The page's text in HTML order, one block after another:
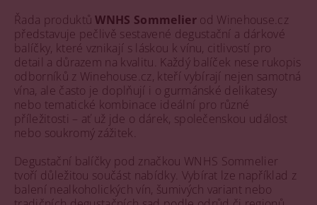
Řada produktůWNHS Sommelierod Winehouse.cz
představuje pečlivě sestavené degustační a dárkové
balíčky, které vznikají s láskou k vínu, citlivostí pro
detail a důrazem na kvalitu. Každý balíček nese rukopis
odborníků z Winehouse.cz, kteří vybírají nejen samotná
vína, ale často je doplňují i o gurmánské delikatesy
nebo tematické kombinace ideální pro různé
příležitosti – ať už jde o dárek, společenskou událost
nebo soukromý zážitek.
Degustační balíčky pod značkou WNHS Sommelier
tvoří důležitou součást nabídky. Vybírat lze například z
balení nealkoholických vín, šumivých variant nebo